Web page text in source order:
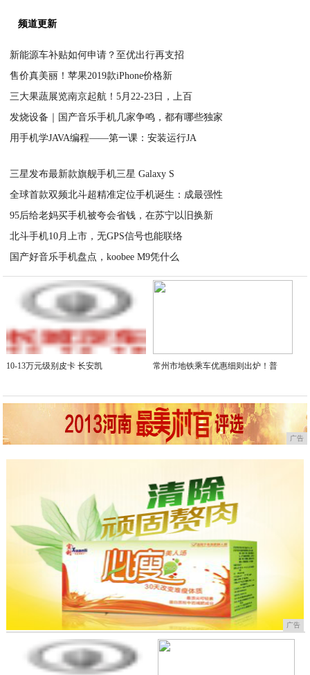
频道更新
新能源车补贴如何申请？至优出行再支招
售价真美丽！苹果2019款iPhone价格新
三大果蔬展览南京起航！5月22-23日，上百
发烧设备｜国产音乐手机几家争鸣，都有哪些独家
用手机学JAVA编程——第一课：安装运行JA
三星发布最新款旗舰手机三星 Galaxy S
全球首款双频北斗超精准定位手机诞生：成最强性
95后给老妈买手机被夸会省钱，在苏宁以旧换新
北斗手机10月上市，无GPS信号也能联络
国产好音乐手机盘点，koobee M9凭什么
2020-05-18
10-13万元级别皮卡 长安凯 常州市地铁乘车优惠细则出炉！普
广告
广告